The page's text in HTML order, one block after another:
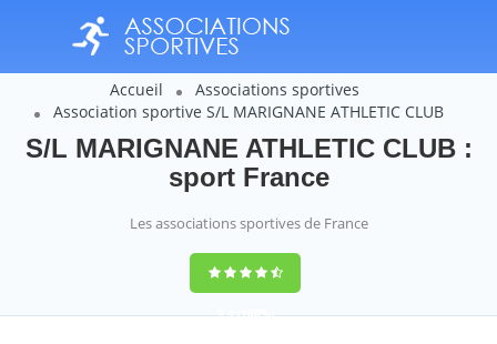
Accueil
Associations sportives
Association sportive S/L MARIGNANE ATHLETIC CLUB
S/L MARIGNANE ATHLETIC CLUB :
sport France
Les associations sportives de France
9,4(100%)